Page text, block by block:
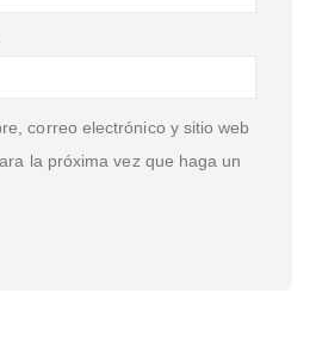
correo electrónico y sitio web
la próxima vez que haga un